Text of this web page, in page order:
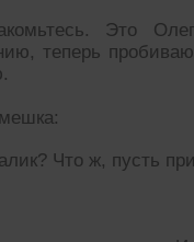
Это
теперь
Что ж, пусть